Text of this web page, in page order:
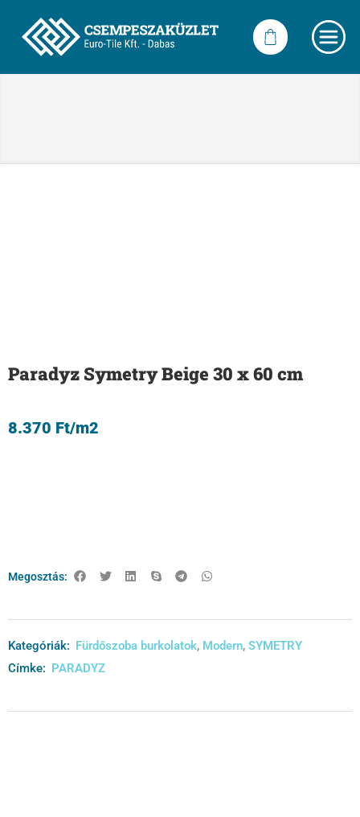
Paradyz Symetry Beige 30 x 60 cm
8.370 Ft/m2
Megosztás:
Kategóriák: Fürdőszoba burkolatok, Modern, SYMETRY
Címke: PARADYZ